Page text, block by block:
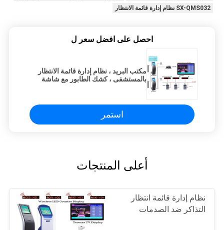
SX-QMS032 نظام إدارة قائمة الانتظار
احصل على افضل سعر ل
مكتب البريد ، نظام إدارة قائمة الانتظار
بالمستشفى ، كشك الطابور مع شاشة
استمر
أعلى المنتجات
نظام إدارة قائمة انتظار
التذاكر ضد الصدمات